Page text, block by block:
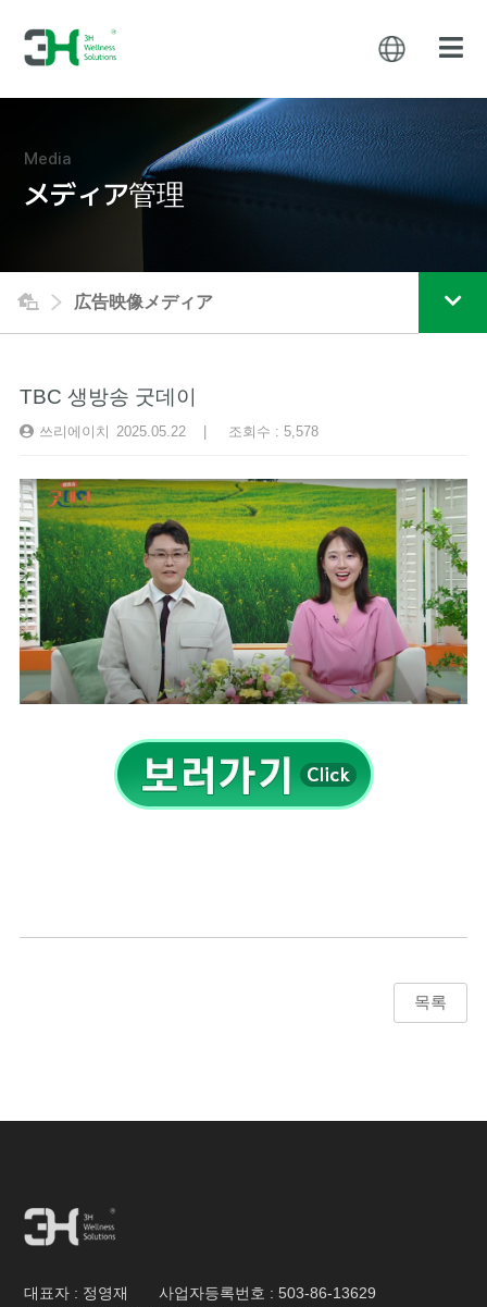
Media
メディア管理
広告映像メディア
TBC 생방송 굿데이
쓰리에이치 2025.05.22 | 조회수 : 5,578
목록
대표자 : 정영재 사업자등록번호 :503-86-13629